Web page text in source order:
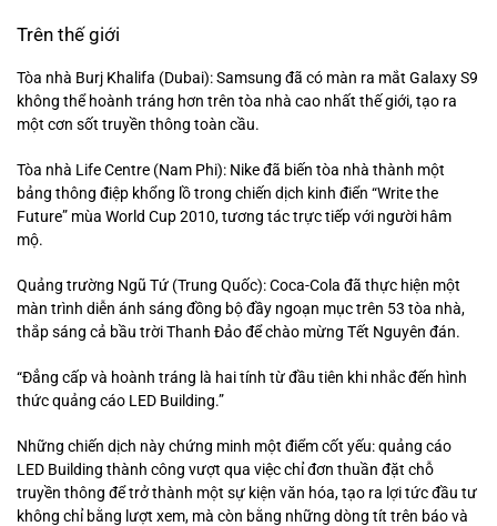
Trên thế giới
Tòa nhà Burj Khalifa (Dubai): Samsung đã có màn ra mắt Galaxy S9
không thể hoành tráng hơn trên tòa nhà cao nhất thế giới, tạo ra
một cơn sốt truyền thông toàn cầu.
Tòa nhà Life Centre (Nam Phi): Nike đã biến tòa nhà thành một
bảng thông điệp khổng lồ trong chiến dịch kinh điển “Write the
Future” mùa World Cup 2010, tương tác trực tiếp với người hâm
mộ.
Quảng trường Ngũ Tứ (Trung Quốc): Coca-Cola đã thực hiện một
màn trình diễn ánh sáng đồng bộ đầy ngoạn mục trên 53 tòa nhà,
thắp sáng cả bầu trời Thanh Đảo để chào mừng Tết Nguyên đán.
“Đẳng cấp và hoành tráng là hai tính từ đầu tiên khi nhắc đến hình
thức quảng cáo LED Building.”
Những chiến dịch này chứng minh một điểm cốt yếu: quảng cáo
LED Building thành công vượt qua việc chỉ đơn thuần đặt chỗ
truyền thông để trở thành một sự kiện văn hóa, tạo ra lợi tức đầu tư
không chỉ bằng lượt xem, mà còn bằng những dòng tít trên báo và